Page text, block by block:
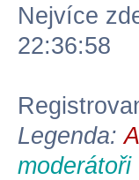
Nejvíce
22:36:58
Legenda:
moderátoři